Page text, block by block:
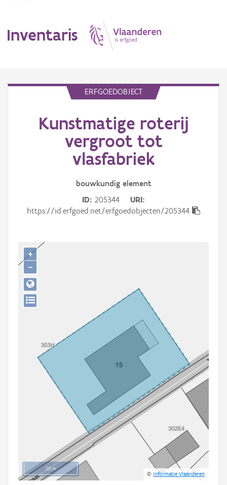
Inventaris
Erfgoedobject
Gebeurtenis
Downloads
Hergebruik
Aanmelden
ERFGOEDOBJECT
Kunstmatige roterij
vergroot tot
vlasfabriek
bouwkundig element
ID 205344
URI
https://id.erfgoed.net/erfgoedobjecten/205344
20 m
©Informatie Vlaanderen
+
−